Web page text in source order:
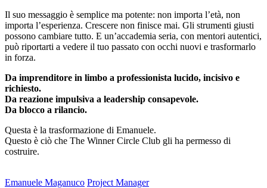
Il suo messaggio è semplice ma potente: non importa l’età, non
importa l’esperienza. Crescere non finisce mai. Gli strumenti giusti
possono cambiare tutto. E un’accademia seria, con mentori autentici,
può riportarti a vedere il tuo passato con occhi nuovi e trasformarlo
in forza.
Da imprenditore in limbo a professionista lucido, incisivo e
richiesto.
Da reazione impulsiva a leadership consapevole.
Da blocco a rilancio.
Questa è la trasformazione di Emanuele.
Questo è ciò che The Winner Circle Club gli ha permesso di
costruire.
Emanuele Maganuco Project Manager